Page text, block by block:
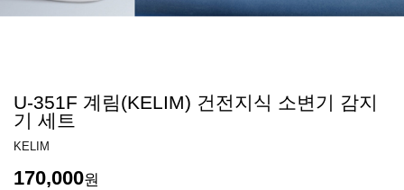
U-351F 계림(KELIM) 건전지식 소변기 감지
기 세트
KELIM
170,000원